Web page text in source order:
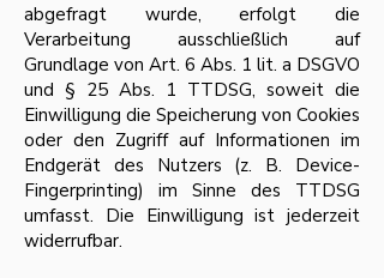
abgefragt wurde, erfolgt die
Verarbeitung ausschließlich auf
Grundlage von Art. 6 Abs. 1 lit. a DSGVO
und § 25 Abs. 1 TTDSG, soweit die
Einwilligung die Speicherung von Cookies
oder den Zugriff auf Informationen im
Endgerät des Nutzers (z. B. Device-
Fingerprinting) im Sinne des TTDSG
umfasst. Die Einwilligung ist jederzeit
widerrufbar.